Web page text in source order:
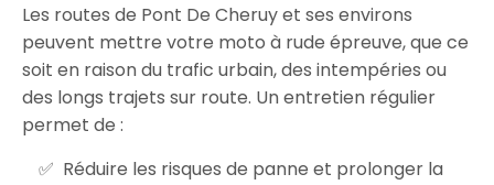
Les routes de Pont De Cheruy et ses environs
peuvent mettre votre moto à rude épreuve, que ce
soit en raison du trafic urbain, des intempéries ou
des longs trajets sur route. Un entretien régulier
permet de :
Réduire les risques de panne et prolonger la